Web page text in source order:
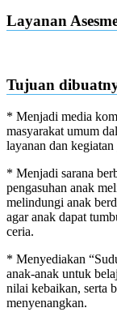
Layanan
Tujuan
* Menjadi media
masyarakat umum
layanan dan
* Menjadi sarana
pengasuhan anak
melindungi anak
agar anak dapat
ceria.
* Menyediakan
anak-anak untuk
nilai kebaikan, serta
menyenangkan.